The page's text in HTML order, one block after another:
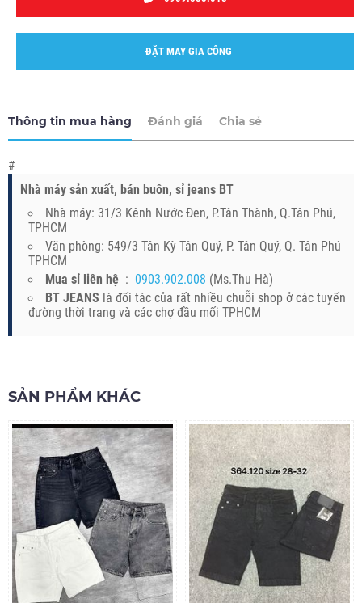
ĐẶT MAY GIA CÔNG
Thông tin mua hàng Đánh giá Chia sẻ
#
Nhà máy sản xuất, bán buôn, sỉ jeans BT
Nhà máy: 31/3 Kênh Nước Đen, P.Tân Thành, Q.Tân Phú,
TPHCM
Văn phòng: 549/3 Tân Kỳ Tân Quý, P. Tân Quý, Q. Tân Phú
TPHCM
Mua sỉ liên hệ : 0903.902.008 (Ms.Thu Hà)
BT JEANS là đối tác của rất nhiều chuỗi shop ở các tuyến
đường thời trang và các chợ đầu mối TPHCM
SẢN PHẨM KHÁC